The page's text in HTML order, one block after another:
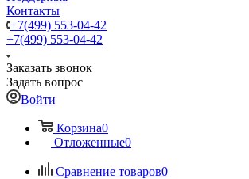
Контакты
+7(499) 553-04-42
+7(499) 553-04-42
Заказать звонок
Задать вопрос
Войти
Корзина0
Отложенные0
Сравнение товаров0